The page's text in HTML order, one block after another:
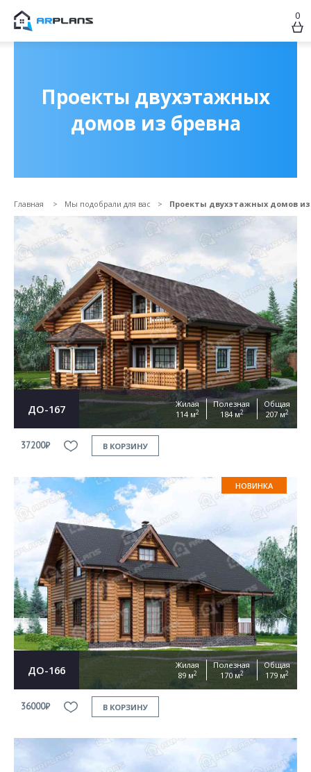
0
Проекты двухэтажных
домов из бревна
Главная Мы подобрали для вас Проекты двухэтажных домов
ДО-167
Жилая
114 м2
Полезная
184 м2
Общая
207 м2
37200₽ В КОРЗИНУ
НОВИНКА
ДО-166
Жилая
89 м2
Полезная
170 м2
Общая
179 м2
36000₽ В КОРЗИНУ
Прикрепить файл
Согласен на обработку персональных данных
This site is protected by reCAPTCHA and the Google Privacy PolicyandTerms of Service
ОТПРАВИТЬ